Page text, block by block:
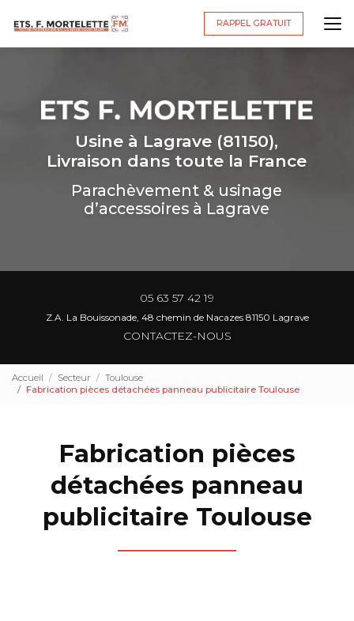
principal
RAPPEL GRATUIT
Usine à Lagrave (81150),
Livraison dans toute la France
Parachèvement & usinage
d’accessoires à Lagrave
05 63 57 42 19
Z.A. La Bouissonade, 48 chemin de Nacazes 81150 Lagrave
CONTACTEZ-NOUS
Accueil Secteur
Toulouse
Fabrication pièces détachées panneau publicitaire Toulouse
Fabrication pièces
détachées panneau
publicitaire Toulouse